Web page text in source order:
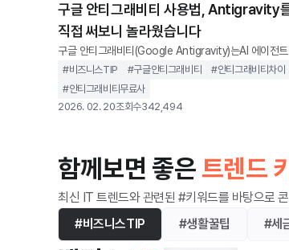
구글 안티그래비티 사용법, Antigravity
직접 써보니 놀라웠습니다
구글 안티그래비티(Google Antigravity)는AI 에이전트
중심으로 설계된 통합 개발 환경을 말합니다. 단순히 코드
자동완성을 제공하는 도구가 아니라,개발 작업을 계획하고
실행까지 이어가는 구조를 지향합니다.기존 IDE가 개발자
름 안에서 처리하도록 설계되었습니다. 개발자를 돕는 도
구를 넘어 개발 과정에 직접 관여하는 환경에 가깝습니다.
이 글에서는 구글 안티그래비티가 기존 개발 환경과 무엇
이 다른지, 어떻게
#비즈니스TIP #구글안티그래비티 #안티그래비티차이
#안티그래비티무료사
2026. 02. 20조회수342,494
함께보면 좋은 트렌드
최신 IT 트렌드와 관련된 #키워드를 바탕으로
#비즈니스TIP
#생활꿀팁 #세